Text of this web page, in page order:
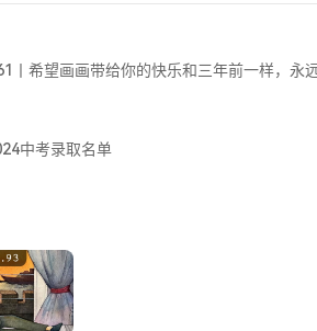
丨希望画画带给你的快乐和三年前一样，永
中考录取名单